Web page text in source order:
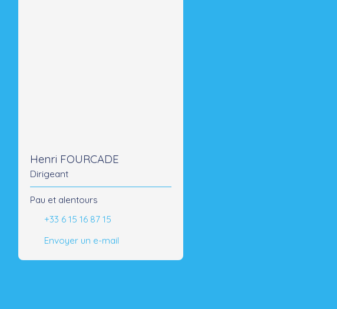
Henri FOURCADE
Dirigeant
Pau et alentours
+33 6 15 16 87 15
Envoyer un e-mail